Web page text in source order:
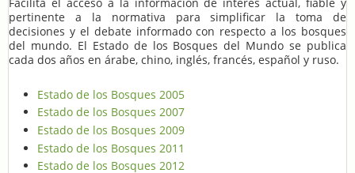
pertinente a la normativa para simplificar la toma de
decisiones y el debate informado con respecto a los bosques
del mundo. El Estado de los Bosques del Mundo se publica
cada dos años en árabe, chino, inglés, francés, español y ruso.
Estado de los Bosques 2005
Estado de los Bosques 2007
Estado de los Bosques 2009
Estado de los Bosques 2011
Estado de los Bosques 2012